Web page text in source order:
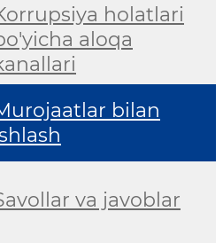
holatlari
aloqa
bilan
va javoblar